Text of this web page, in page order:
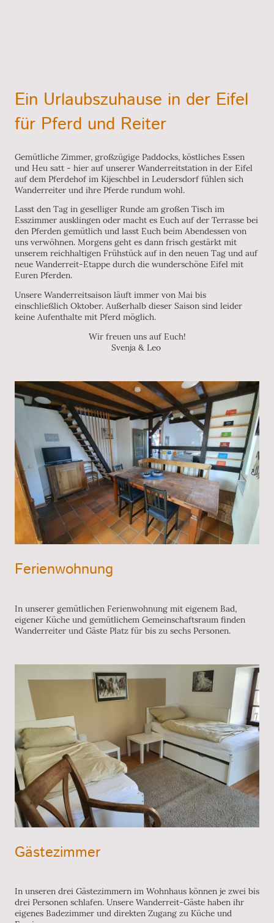
Ein Urlaubszuhause in der Eifel
für Pferd und Reiter
Gemütliche Zimmer, großzügige Paddocks, köstliches Essen
und Heu satt - hier auf unserer Wanderreitstation in der Eifel
auf dem Pferdehof im Kijeschbel in Leudersdorf fühlen sich
Wanderreiter und ihre Pferde rundum wohl.
Lasst den Tag in geselliger Runde am großen Tisch im
Esszimmer ausklingen oder macht es Euch auf der Terrasse bei
den Pferden gemütlich und lasst Euch beim Abendessen von
uns verwöhnen. Morgens geht es dann frisch gestärkt mit
unserem reichhaltigen Frühstück auf in den neuen Tag und auf
neue Wanderreit-Etappe durch die wunderschöne Eifel mit
Euren Pferden.
Unsere Wanderreitsaison läuft immer von Mai bis
einschließlich Oktober. Außerhalb dieser Saison sind leider
keine Aufenthalte mit Pferd möglich.
Wir freuen uns auf Euch!
Svenja & Leo
Ferienwohnung
In unserer gemütlichen Ferienwohnung mit eigenem Bad,
eigener Küche und gemütlichem Gemeinschaftsraum finden
Wanderreiter und Gäste Platz für bis zu sechs Personen.
Gästezimmer
In unseren drei Gästezimmern im Wohnhaus können je zwei bis
drei Personen schlafen. Unsere Wanderreit-Gäste haben ihr
eigenes Badezimmer und direkten Zugang zu Küche und